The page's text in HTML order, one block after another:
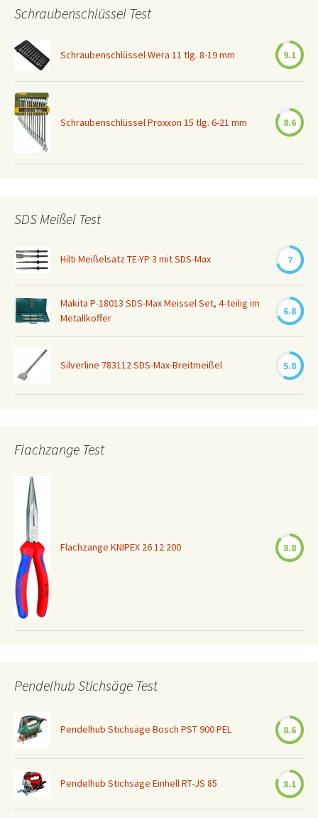
Schraubenschlüssel Test
Schraubenschlüssel Wera 11 tlg. 8-19 mm 9.1
Schraubenschlüssel Proxxon 15 tlg. 6-21 mm 8.6
SDS Meißel Test
Hilti Meißelsatz TE-YP 3 mit SDS-Max 7
Makita P-18013 SDS-Max Meissel Set, 4-teilig im
Metallkoffer
6.8
Silverline 783112 SDS-Max-Breitmeißel 5.8
Flachzange Test
Flachzange KNIPEX 26 12 200 8.8
Pendelhub Stichsäge Test
Pendelhub Stichsäge Bosch PST 900 PEL 8.6
Pendelhub Stichsäge Einhell RT-JS 85 8.1